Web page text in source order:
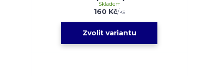
160 Kč/ks
Skladem
Zvolit variantu